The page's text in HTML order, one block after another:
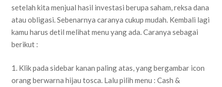
setelah kita menjual hasil investasi berupa saham, reksa dana
atau obligasi. Sebenarnya caranya cukup mudah. Kembali lagi
kamu harus detil melihat menu yang ada. Caranya sebagai
berikut :
1. Klik pada sidebar kanan paling atas, yang bergambar icon
orang berwarna hijau tosca. Lalu pilih menu : Cash &